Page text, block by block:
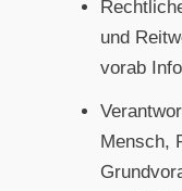
und
vorab
Mensch,